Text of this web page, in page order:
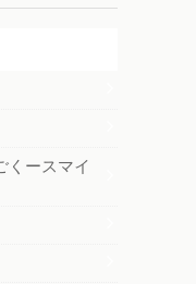
くースマイ